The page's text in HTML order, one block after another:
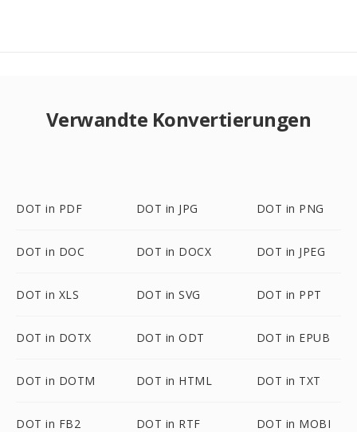
Verwandte Konvertierungen
DOT in PDF DOT in JPG DOT in PNG
DOT in DOC DOT in DOCX DOT in JPEG
DOT in XLS DOT in SVG DOT in PPT
DOT in DOTX DOT in ODT DOT in EPUB
DOT in DOTM DOT in HTML DOT in TXT
DOT in FB2 DOT in RTF DOT in MOBI